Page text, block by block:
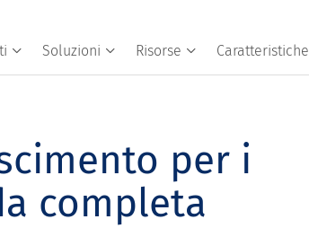
Soluzioni Risorse Caratteristiche
per i
completa